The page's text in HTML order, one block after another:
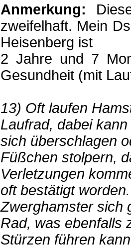
Anmerkung:
zweifelhaft. Mein
Heisenberg ist
2 Jahre und 7
Gesundheit (mit
13) Oft laufen
Laufrad, dabei
sich überschlagen
Füßchen stolpern,
Verletzungen
oft bestätigt
Zwerghamster sich
Rad, was ebenfalls
Stürzen führen